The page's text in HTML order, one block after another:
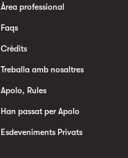
Àrea professional
Faqs
Crèdits
Treballa amb nosaltres
Apolo, Rules
Han passat per Apolo
Esdeveniments Privats